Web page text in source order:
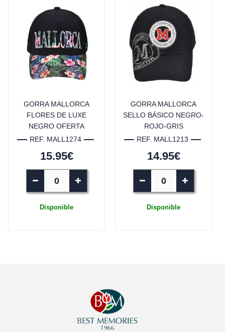
GORRA MALLORCA
FLORES DE LUXE
NEGRO OFERTA
REF. MALL1274
15.95€
Disponible
GORRA MALLORCA
SELLO BÁSICO NEGRO-
ROJO-GRIS
REF. MALL1213
14.95€
Disponible